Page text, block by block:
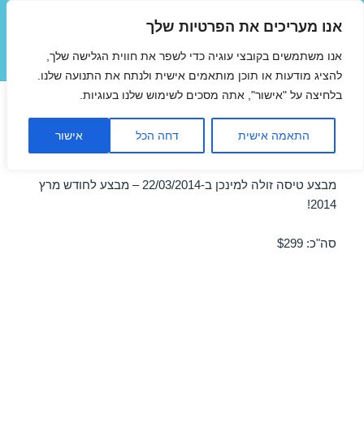
אנו מעריכים את הפרטיות שלך
אנו משתמשים בקובצי עוגיה כדי לשפר את חווית הגלישה שלך,
להציג מודעות או תוכן מותאמים אישית ולנתח את התנועה שלנו.
בלחיצה על "אישור", אתה מסכים לשימוש שלנו בעוגיות.
התאמה אישית דחה הכל אישור
תפריטים
ווידג'טים
טיסה למינכן במרץ 22/03/2014
מבצע מיוחד
מבצע טיסה זולה למינכן ב-22/03/2014 – מבצע לחודש מרץ
2014!
סה"כ: $299